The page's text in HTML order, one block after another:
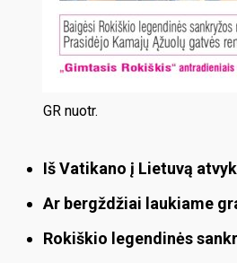
GR nuotr.
Iš Vatikano į Lietuvą
Ar bergždžiai laukiame
Rokiškio legendinės